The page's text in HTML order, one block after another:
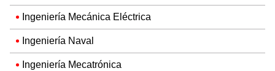
Ingeniería Mecánica Eléctrica
Ingeniería Naval
Ingeniería Mecatrónica